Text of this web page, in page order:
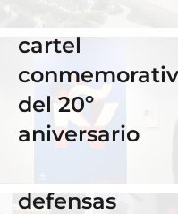
cartel
del 20º
aniversario
16 Septiembre
2025
Horario y
acceso al
streaming
de las
defensas